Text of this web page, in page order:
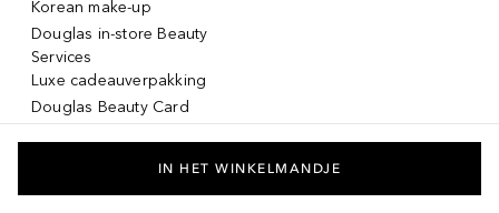
Korean make-up
Douglas in-store Beauty
Services
Luxe cadeauverpakking
Douglas Beauty Card
IN HET WINKELMANDJE